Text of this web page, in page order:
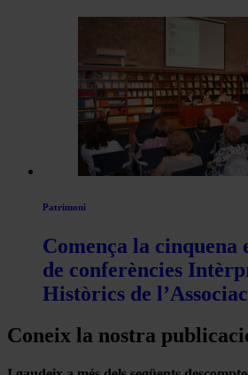
Patrimoni
Comença la cinquena
de conferències
Històrics de
Coneix la nostra